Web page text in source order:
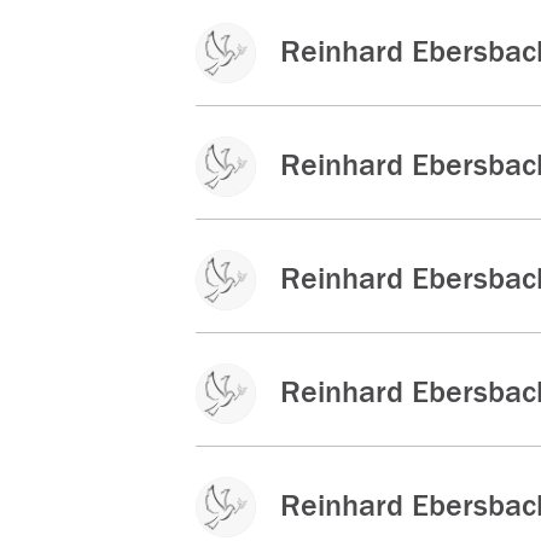
Reinhard
Reinhard
Reinhard
Reinhard
Reinhard